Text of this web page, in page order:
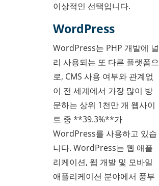
이상적인 선택입니다.
WordPress
WordPress는 PHP 개발에 널
리 사용되는 또 다른 플랫폼으
로, CMS 사용 여부와 관계없
이 전 세계에서 가장 많이 방
문하는 상위 1천만 개 웹사이
트 중 **39.3%**가
WordPress를 사용하고 있습
니다. WordPress는 웹 애플
리케이션, 웹 개발 및 모바일
애플리케이션 분야에서 풍부